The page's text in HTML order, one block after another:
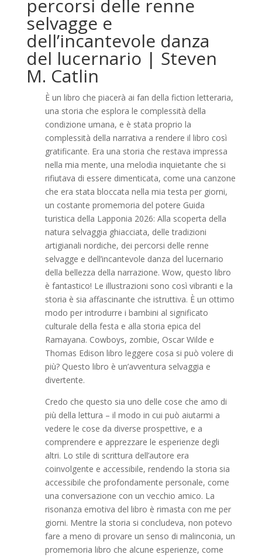
percorsi delle renne
selvagge e
dell’incantevole danza
del lucernario | Steven
M. Catlin
È un libro che piacerà ai fan della fiction letteraria,
una storia che esplora le complessità della
condizione umana, e è stata proprio la
complessità della narrativa a rendere il libro così
gratificante. Era una storia che restava impressa
nella mia mente, una melodia inquietante che si
rifiutava di essere dimenticata, come una canzone
che era stata bloccata nella mia testa per giorni,
un costante promemoria del potere Guida
turistica della Lapponia 2026: Alla scoperta della
natura selvaggia ghiacciata, delle tradizioni
artigianali nordiche, dei percorsi delle renne
selvagge e dell’incantevole danza del lucernario
della bellezza della narrazione. Wow, questo libro
è fantastico! Le illustrazioni sono così vibranti e la
storia è sia affascinante che istruttiva. È un ottimo
modo per introdurre i bambini al significato
culturale della festa e alla storia epica del
Ramayana. Cowboys, zombie, Oscar Wilde e
Thomas Edison libro leggere cosa si può volere di
più? Questo libro è un’avventura selvaggia e
divertente.
Credo che questo sia uno delle cose che amo di
più della lettura – il modo in cui può aiutarmi a
vedere le cose da diverse prospettive, e a
comprendere e apprezzare le esperienze degli
altri. Lo stile di scrittura dell’autore era
coinvolgente e accessibile, rendendo la storia sia
accessibile che profondamente personale, come
una conversazione con un vecchio amico. La
risonanza emotiva del libro è rimasta con me per
giorni. Mentre la storia si concludeva, non potevo
fare a meno di provare un senso di malinconia, un
promemoria libro che alcune esperienze, come